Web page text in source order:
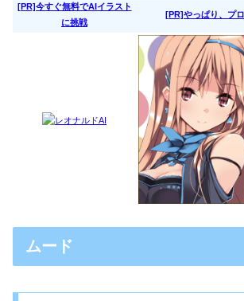
[PR]今すぐ無料でAIイラスト
に挑戦
[PR]やっぱり、プ
ムード